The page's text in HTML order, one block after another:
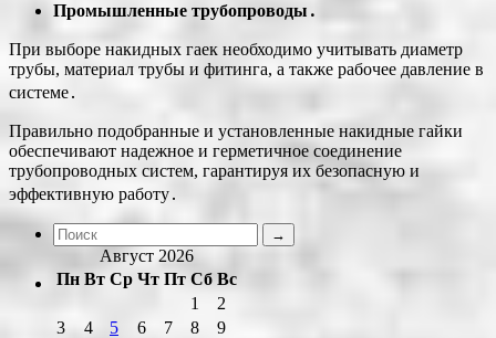
Промышленные трубопроводы․
При выборе накидных гаек необходимо учитывать диаметр
трубы, материал трубы и фитинга, а также рабочее давление в
системе․
Правильно подобранные и установленные накидные гайки
обеспечивают надежное и герметичное соединение
трубопроводных систем, гарантируя их безопасную и
эффективную работу․
Август 2026
Пн Вт Ср Чт Пт Сб Вс
1
2
3
4 5 6 7 8
9